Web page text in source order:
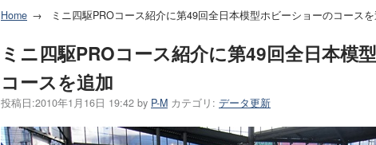
Home ミニ四駆PROコース紹介に第49回全日本模型ホビーショーのコース
ミニ四駆PROコース紹介に第49回全日本模
コースを追加
投稿日:2010年1月16日 19:42 by P-M カテゴリ: データ更新